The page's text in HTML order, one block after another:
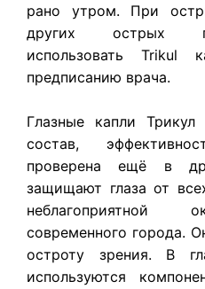
рано утром. При
других острых
использовать
предписанию врача.
Глазные капли
состав,
проверена ещё в
защищают глаза от
неблагоприятной
современного города.
остроту зрения. В
используются